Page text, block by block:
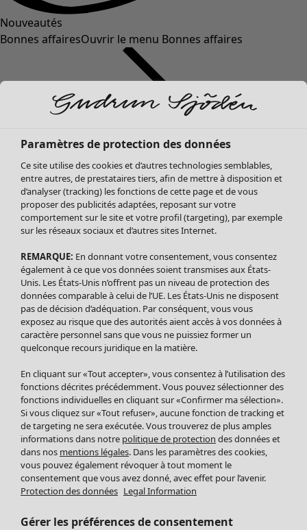
Nouveautés
Bonnes affairesOuvrir le menu Bonnes affaires
Soldes Vêtements
Tous les vêtements
Robes
Tuniques
Blouses
Tops
Gilets
Pantalon
Jupes
Leggings et collants
Accessoires
Chaussures
Vêtements de bain
Basics
Soldes Mobilier
Bonnes affaires déco
Décoration
Textiles
Tapis
Éponge
Paramètres de protection des données
Ce site utilise des cookies et d’autres technologies semblables,
entre autres, de prestataires tiers, afin de mettre à disposition et
d’analyser (tracking) les fonctions de cette page et de vous
proposer des publicités adaptées, reposant sur votre
comportement sur le site et votre profil (targeting), par exemple
sur les réseaux sociaux et d’autres sites Internet.
REMARQUE: En donnant votre consentement, vous consentez
également à ce que vos données soient transmises aux États-
Unis. Les États-Unis n’offrent pas un niveau de protection des
données comparable à celui de l’UE. Les États-Unis ne disposent
pas de décision d’adéquation. Par conséquent, vous vous
exposez au risque que des autorités aient accès à vos données à
caractère personnel sans que vous ne puissiez former un
quelconque recours juridique en la matière.
En cliquant sur «Tout accepter», vous consentez à l’utilisation des
fonctions décrites précédemment. Vous pouvez sélectionner des
fonctions individuelles en cliquant sur «Confirmer ma sélection».
Si vous cliquez sur «Tout refuser», aucune fonction de tracking et
de targeting ne sera exécutée. Vous trouverez de plus amples
informations dans notre politique de protection des données et
dans nos mentions légales. Dans les paramètres des cookies,
vous pouvez également révoquer à tout moment le
consentement que vous avez donné, avec effet pour l’avenir.
Protection des données Legal Information
Gérer les préférences de consentement